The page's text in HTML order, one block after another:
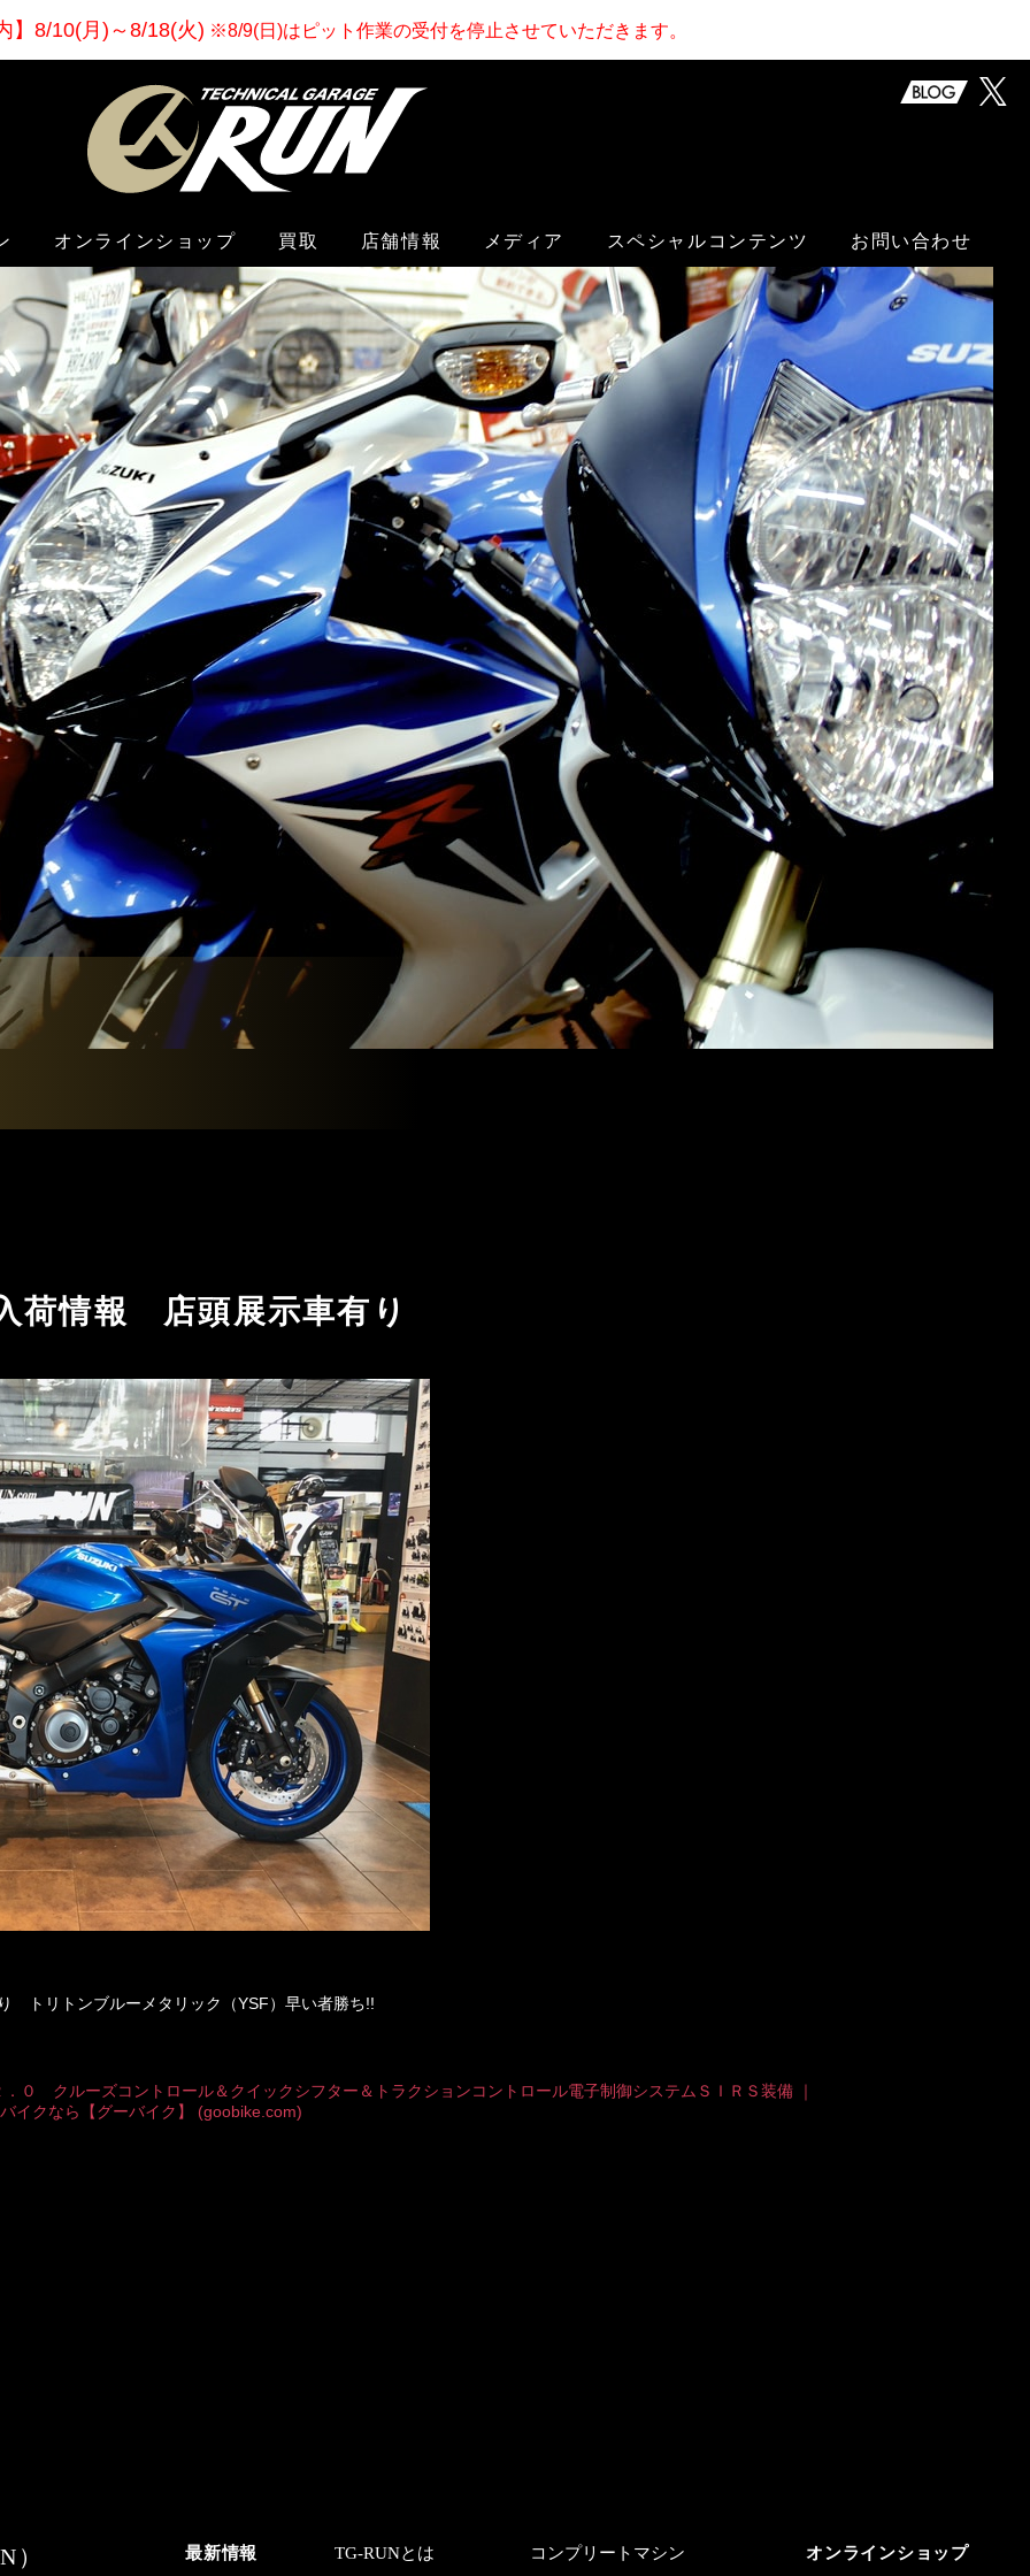
】 8/10(月)～8/18(火) ※8/9(日)はピット作業の受付を停止させていただきます。
オンラインショップ 買取 店舗情報 メディア スペシャルコンテンツ お問い合わせ
荷情報 店頭展示車有り
リトンブルーメタリック（YSF）早い者勝ち!!
０ クルーズコントロール＆クイックシフター＆トラクションコントロール電子制御システムＳＩＲＳ装備 ｜
イクなら【グーバイク】 (goobike.com)
） 最新情報 TG-RUNとは コンプリートマシン オンラインショップ